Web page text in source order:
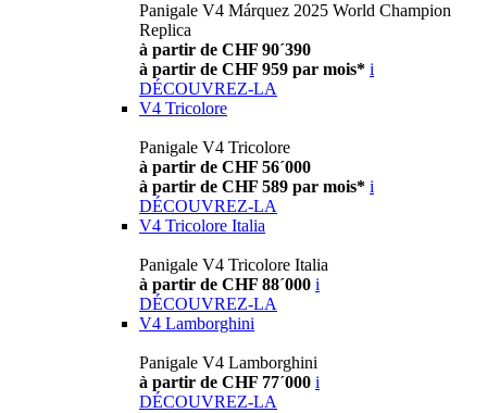
Panigale V4 Márquez 2025 World Champion
Replica
à partir de CHF 90´390
à partir de CHF 959 par mois* i
DÉCOUVREZ-LA
V4 Tricolore
Panigale V4 Tricolore
à partir de CHF 56´000
à partir de CHF 589 par mois* i
DÉCOUVREZ-LA
V4 Tricolore Italia
Panigale V4 Tricolore Italia
à partir de CHF 88´000 i
DÉCOUVREZ-LA
V4 Lamborghini
Panigale V4 Lamborghini
à partir de CHF 77´000 i
DÉCOUVREZ-LA